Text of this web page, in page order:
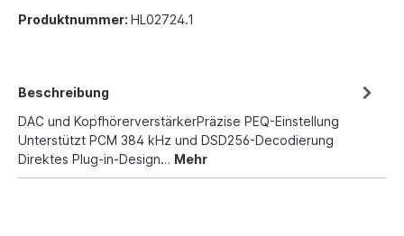
Produktnummer: HL02724.1
Beschreibung
DAC und KopfhörerverstärkerPräzise PEQ-Einstellung
Unterstützt PCM 384 kHz und DSD256-Decodierung
Direktes Plug-in-Design… Mehr